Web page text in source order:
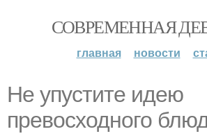
СОВРЕМЕННАЯ
главная новости
Не упустите идею
превосходного